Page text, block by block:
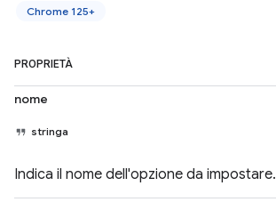
Chrome 125+
PROPRIETÀ
nome
stringa
Indica il nome dell'opzione da impostare.